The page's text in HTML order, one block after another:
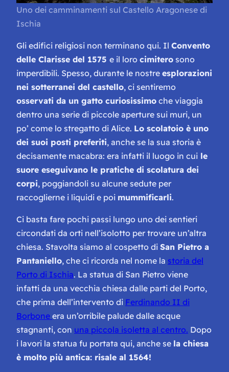
Uno dei camminamenti sul Castello Aragonese di
Ischia
Gli edifici religiosi non terminano qui. Il Convento
delle Clarisse del 1575 e il loro cimitero sono
imperdibili. Spesso, durante le nostre esplorazioni
nei sotterranei del castello, ci sentiremo
osservati da un gatto curiosissimo che viaggia
dentro una serie di piccole aperture sui muri, un
po’ come lo stregatto di Alice. Lo scolatoio è uno
dei suoi posti preferiti, anche se la sua storia è
decisamente macabra: era infatti il luogo in cui le
suore eseguivano le pratiche di scolatura dei
corpi, poggiandoli su alcune sedute per
raccoglierne i liquidi e poi mummificarli.
Ci basta fare pochi passi lungo uno dei sentieri
circondati da orti nell’isolotto per trovare un’altra
chiesa. Stavolta siamo al cospetto di San Pietro a
Pantaniello, che ci ricorda nel nome la storia del
Porto di Ischia. La statua di San Pietro viene
infatti da una vecchia chiesa dalle parti del Porto,
che prima dell’intervento di Ferdinando II di
Borbone era un’orribile palude dalle acque
stagnanti, con una piccola isoletta al centro. Dopo
i lavori la statua fu portata qui, anche se la chiesa
è molto più antica: risale al 1564!